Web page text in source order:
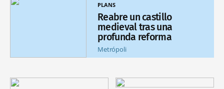
PLANS
Reabre un castillo
medieval tras una
profunda reforma
Metrópoli